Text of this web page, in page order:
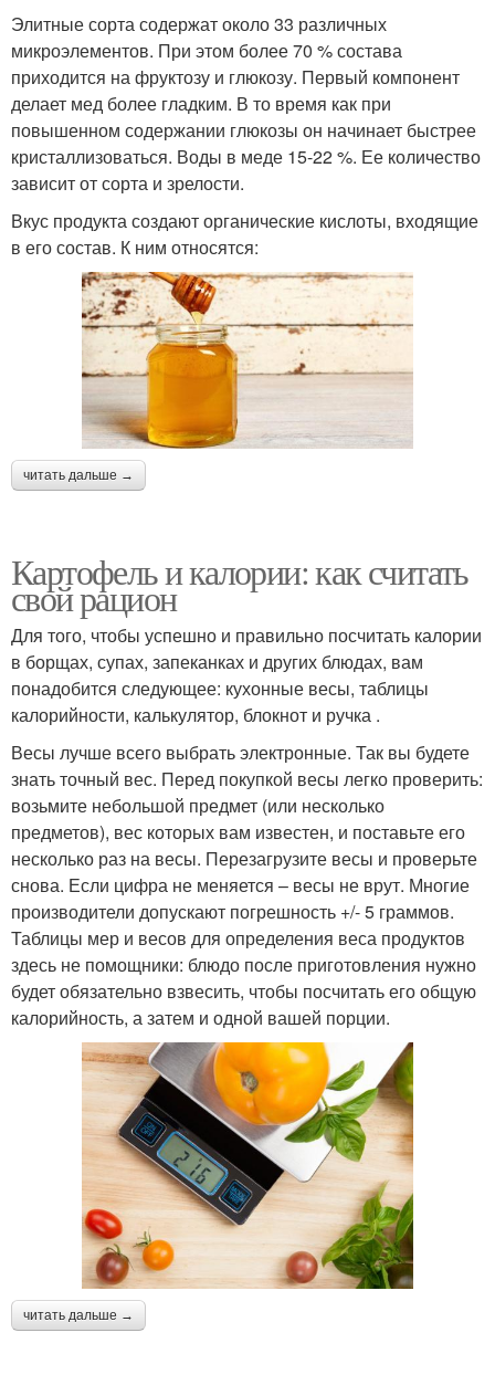
Элитные сорта содержат около 33 различных
микроэлементов. При этом более 70 % состава
приходится на фруктозу и глюкозу. Первый компонент
делает мед более гладким. В то время как при
повышенном содержании глюкозы он начинает быстрее
кристаллизоваться. Воды в меде 15-22 %. Ее количество
зависит от сорта и зрелости.
Вкус продукта создают органические кислоты, входящие
в его состав. К ним относятся:
читать дальше →
Картофель и калории: как считать
свой рацион
Для того, чтобы успешно и правильно посчитать калории
в борщах, супах, запеканках и других блюдах, вам
понадобится следующее: кухонные весы, таблицы
калорийности, калькулятор, блокнот и ручка .
Весы лучше всего выбрать электронные. Так вы будете
знать точный вес. Перед покупкой весы легко проверить:
возьмите небольшой предмет (или несколько
предметов), вес которых вам известен, и поставьте его
несколько раз на весы. Перезагрузите весы и проверьте
снова. Если цифра не меняется – весы не врут. Многие
производители допускают погрешность +/- 5 граммов.
Таблицы мер и весов для определения веса продуктов
здесь не помощники: блюдо после приготовления нужно
будет обязательно взвесить, чтобы посчитать его общую
калорийность, а затем и одной вашей порции.
читать дальше →